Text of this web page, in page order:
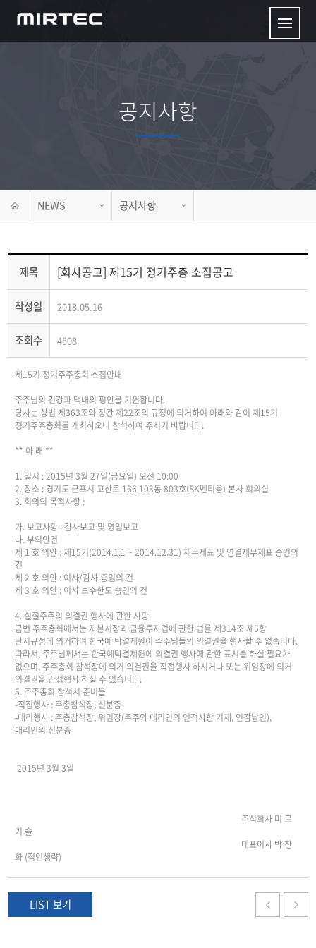
공지사항
NEWS 공지사항
제목 [회사공고] 제15기 정기주총 소집공고
작성일 2018.05.16
조회수 4508
제15기 정기주주총회 소집안내
주주님의 건강과 댁내의 평안을 기원합니다.
당사는 상법 제363조와 정관 제22조의 규정에 의거하여 아래와 같이 제15기
정기주주총회를 개최하오니 참석하여 주시기 바랍니다.
** 아 래 **
1. 일시 : 2015년 3월 27일(금요일) 오전 10:00
2. 장소 : 경기도 군포시 고산로 166 103동 803호(SK벤티움) 본사 회의실
3. 회의의 목적사항 :
가. 보고사항 : 감사보고 및 영업보고
나. 부의안건
제 1 호 의안 : 제15기(2014.1.1 ~ 2014.12.31) 재무제표 및 연결재무제표 승인의
건
제 2 호 의안 : 이사/감사 중임의 건
제 3 호 의안 : 이사 보수한도 승인의 건
4. 실질주주의 의결권 행사에 관한 사항
금번 주주총회에서는 자본시장과 금융투자업에 관한 법률 제314조 제5항
단서규정에 의거하여 한국예 탁결제원이 주주님들의 의결권을 행사할 수 없습니다.
따라서, 주주님께서는 한국예탁결제원에 의결권 행사에 관한 표시를 하실 필요가
없으며, 주주총회 참석장에 의거 의결권을 직접행사 하시거나 또는 위임장에 의거
의결권을 간접행사 하실 수 있습니다.
5. 주주총회 참석시 준비물
-직접행사 : 주총참석장, 신분증
-대리행사 : 주총참석장, 위임장(주주와 대리인의 인적사항 기재, 인감날인),
대리인의 신분증
2015년 3월 3일
주식회사 미 르
기 술
대표이사 박 찬
화 (직인생략)
LIST 보기